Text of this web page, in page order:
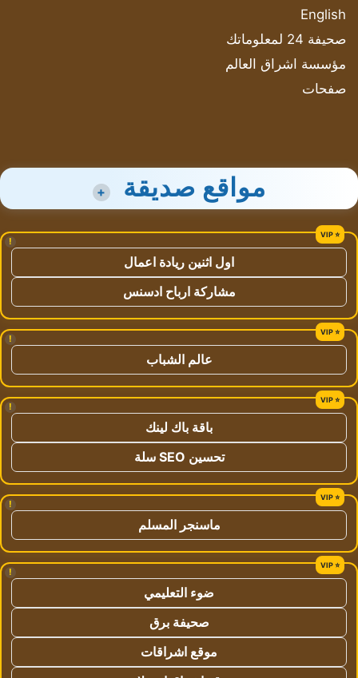
English
صحيفة 24 لمعلوماتك
مؤسسة اشراق العالم
صفحات
مواقع صديقة +
!
اول اثنين ريادة اعمال
مشاركة ارباح ادسنس
!
عالم الشباب
!
باقة باك لينك
تحسين SEO سلة
!
ماسنجر المسلم
!
ضوء التعليمي
صحيفة برق
موقع اشراقات